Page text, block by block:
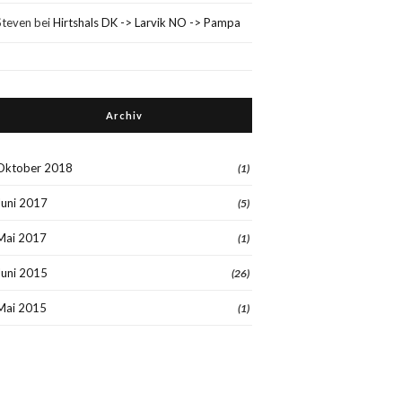
beiHirtshals DK -> Larvik NO -> Pampa
Archiv
2018 (1)
2017 (5)
2017 (1)
2015 (26)
2015 (1)